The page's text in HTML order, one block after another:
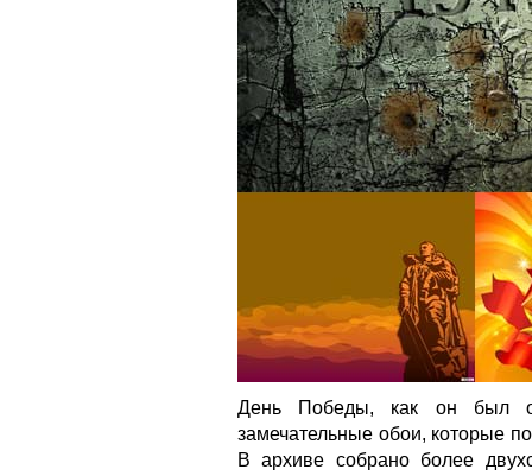
День Победы, как он был
замечательные обои, которые
В архиве собрано более